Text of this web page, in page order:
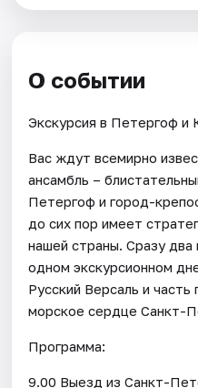
О событии
Экскурсия в Петергоф и
Вас ждут всемирно
ансамбль –
Петергоф и город-
до сих пор имеет
нашей страны. Сразу
одном экскурсионном
Русский Версаль и
морское сердце Санкт-
Программа:
9.00 Выезд из Санкт-